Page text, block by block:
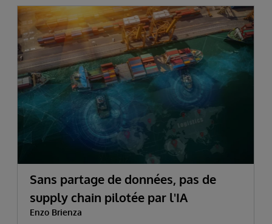
Sans partage de données, pas de
supply chain pilotée par l'IA
Enzo Brienza